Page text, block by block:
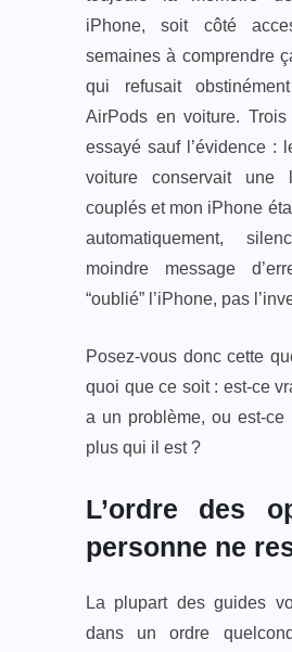
iPhone, soit côté
semaines à comprendre
qui refusait
AirPods en voiture. Trois
essayé sauf l’évidence :
voiture conservait
couplés et mon iPhone
automatiquement,
moindre message
“oublié” l’iPhone, pas
Posez-vous donc cette
quoi que ce soit : est-ce
a un problème, ou est-ce
plus qui il est ?
L’ordre des
personne ne
La plupart des guides
dans un ordre